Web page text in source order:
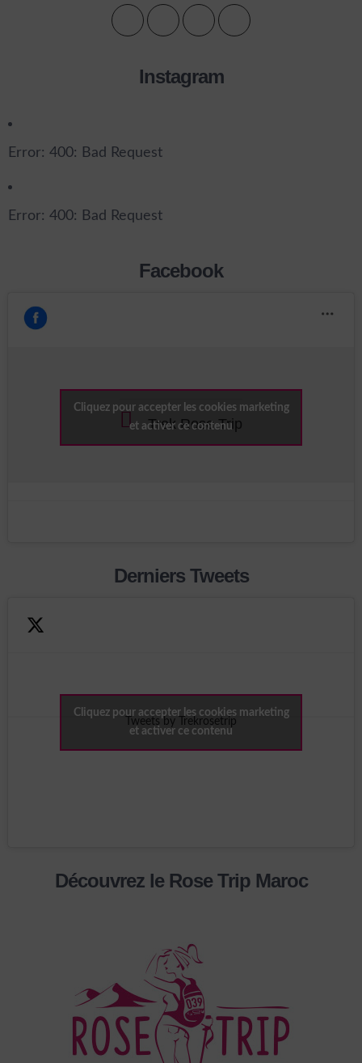
Instagram
Error: 400: Bad Request
Error: 400: Bad Request
Facebook
Trek Rose Trip
Cliquez pour accepter les cookies marketing
et activer ce contenu
Derniers Tweets
Tweets by Trekrosetrip
Cliquez pour accepter les cookies marketing
et activer ce contenu
Découvrez le Rose Trip Maroc